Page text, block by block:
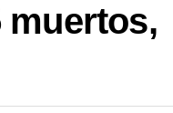
muertos,